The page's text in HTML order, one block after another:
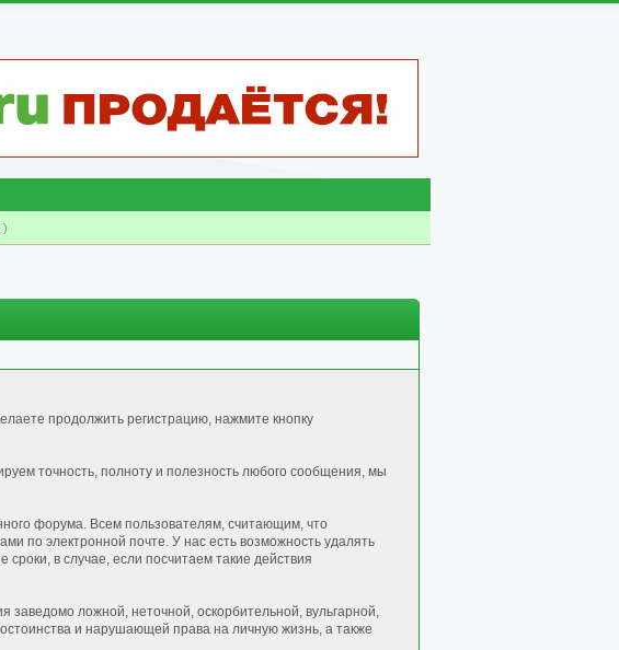
)
продолжить регистрацию, нажмите кнопку
точность, полноту и полезность любого сообщения, мы
форума. Всем пользователям, считающим, что
по электронной почте. У нас есть возможность удалять
в случае, если посчитаем такие действия
ложной, неточной, оскорбительной, вульгарной,
и нарушающей права на личную жизнь, а также